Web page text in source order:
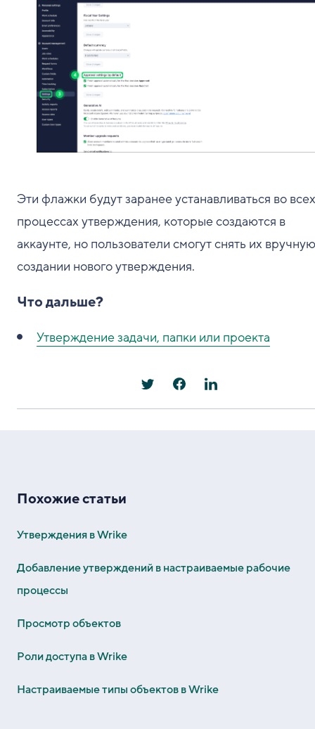
Эти флажки будут заранее устанавливаться во всех
процессах утверждения, которые создаются в
аккаунте, но пользователи смогут снять их
создании нового утверждения.
Что дальше?
Утверждение задачи, папки или проекта
Похожие статьи
Утверждения в Wrike
Добавление утверждений в настраиваемые рабочие
процессы
Просмотр объектов
Роли доступа в Wrike
Настраиваемые типы объектов в Wrike